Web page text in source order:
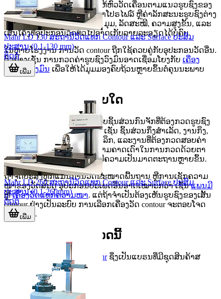
ເຄື່ອງວັດ contour ໃຊ້ຫຼັກການໃຫ້ຫົວວັດເຄື່ອນຕາມແນວຮູບຊົງຂອງ
ຊິ້ນງານ ແລ້ວປະມວນຜົນເປັນຄ່າໂປຣໄຟລ໌ ຫຼືຄ່າລັກສະນະຮູບຊົງຕ່າງ
ໆ. ມັນເໝາະກັບການກວດຮ່ອງ, ມຸມ, ລັດສະໝີ, ຄວາມສູງຂັ້ນ, ແລະ
ເສັ້ນໂຄ້ງທີ່ອຸປະກອນວັດທົ່ວໄປອາດເກັບລາຍລະອຽດໄດ້ບໍ່ຄົບ.
ໃນຫຼາຍໂຮງງານ ການວັດ contour ຖືກໃຊ້ຄວບຄູ່ກັບອຸປະກອນວັດອື່ນ.
ຕົວຢ່າງເຊັ່ນ ການກວດຄ່າຮູບຊົງວົງມົນອາດເຊື່ອມໂຍງກັບ ເຄື່ອງ
ວັດແທກວົງມົນ ເພື່ອໃຫ້ໄດ້ມຸມມອງຄົບຖ້ວນຫຼາຍຂຶ້ນຕໍ່ຄຸນນະພາບ
ຂອງຊິ້ນງານ.
ເໝາະກັບຊິ້ນງານແບບໃດ
ອຸປະກອນໃນໝວດນີ້ເໝາະສຳລັບຊິ້ນສ່ວນກົນຈັກທີ່ຕ້ອງກວດຮູບຊົງ
ແບບຕັດຂວາງ ຫຼື profile tracing ເຊັ່ນ ຊິ້ນສ່ວນກຶ່ງສຳເລັດ, ງານກຶງ,
ງານກັດ, ຊິ້ນສ່ວນທີ່ມີຮ່ອງ ຫຼືຂັ້ນລຶກ, ແລະງານທີ່ຕ້ອງກວດສອບຄ່າ
ຕາມແບບວາດ. ມັນຊ່ວຍຫຼຸດຄວາມຄາດເດົາໃນການກວດດ້ວຍຕາ
ແລະຊ່ວຍໃຫ້ຂໍ້ມູນການຕັດສິນມີຄວາມເປັນມາດຕະຖານຫຼາຍຂຶ້ນ.
ຖ້າຈຸດປະສົງຫຼັກແມ່ນການວັດຂະໜາດພື້ນຖານ ຫຼືການເຊັກຄວາມ
ໜາຂອງວັດສະດຸ ອຸປະກອນປະເພດອື່ນອາດເໝາະກວ່າ ເຊັ່ນແພນມີ
ຫຼືເຄື່ອງວັດແທກຄວາມໜາ. ແຕ່ຖ້າຈຳເປັນຕ້ອງເຫັນຮູບຊົງຂອງເສັ້ນ
contour ຢ່າງເປັນລະບົບ ການເລືອກເຄື່ອງວັດ contour ຈະຕອບໂຈດ
ຫຼາຍກວ່າ.
ກຸ່ມສິນຄ້າເດັ່ນໃນໝວດນີ້
ໃນໝວດນີ້ມີອຸປະກອນຈາກ Mahrຊຶ່ງເປັນແບຣນທີ່ມີຊຸດສິນຄ້າສ
Mahr LD 130 ສະຖານີວັດແທກ Contour ແລະ Surface ປະສົມ
ປະສານ (0.1-130 mm)
ຕິດຕໍ່
ເພີ່ມ
Mahr LD 260 ສະຖານີວັດແທກ Contour ແລະ Surface ປະສົມ
ປະສານ (0.1-260mm)
ຕິດຕໍ່
ເພີ່ມ